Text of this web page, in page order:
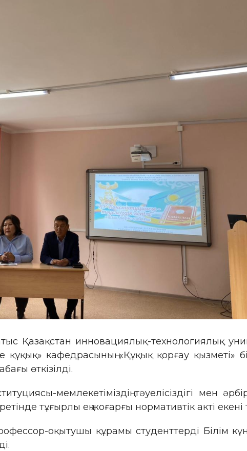
Қазақстан инновациялық-технологиялық
кафедрасының «Құқық қорғау қызметі»
өткізілді.
мемлекетіміздің тәуелісіздігі мен
тұғырлы ең жоғарғы нормативтік акті екені
оқытушы құрамы студенттерді Білім